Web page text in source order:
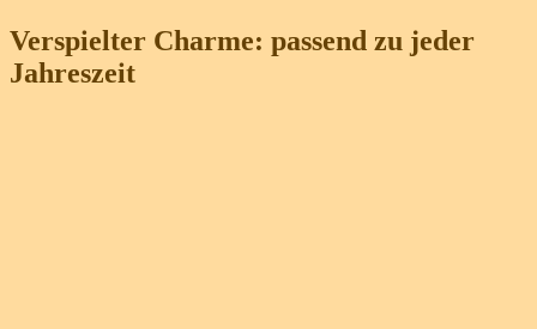
Verspielter Charme: passend zu jeder
Jahreszeit